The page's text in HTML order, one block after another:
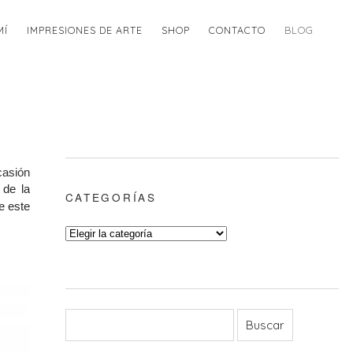
IMPRESIONES DE ARTE SHOP CONTACTO BLOG
de la
este
CATEGORÍAS